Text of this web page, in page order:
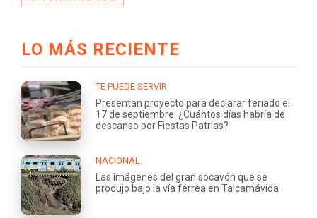
LO MÁS RECIENTE
TE PUEDE SERVIR
Presentan proyecto para declarar feriado el
17 de septiembre: ¿Cuántos días habría de
descanso por Fiestas Patrias?
NACIONAL
Las imágenes del gran socavón que se
produjo bajo la vía férrea en Talcamávida